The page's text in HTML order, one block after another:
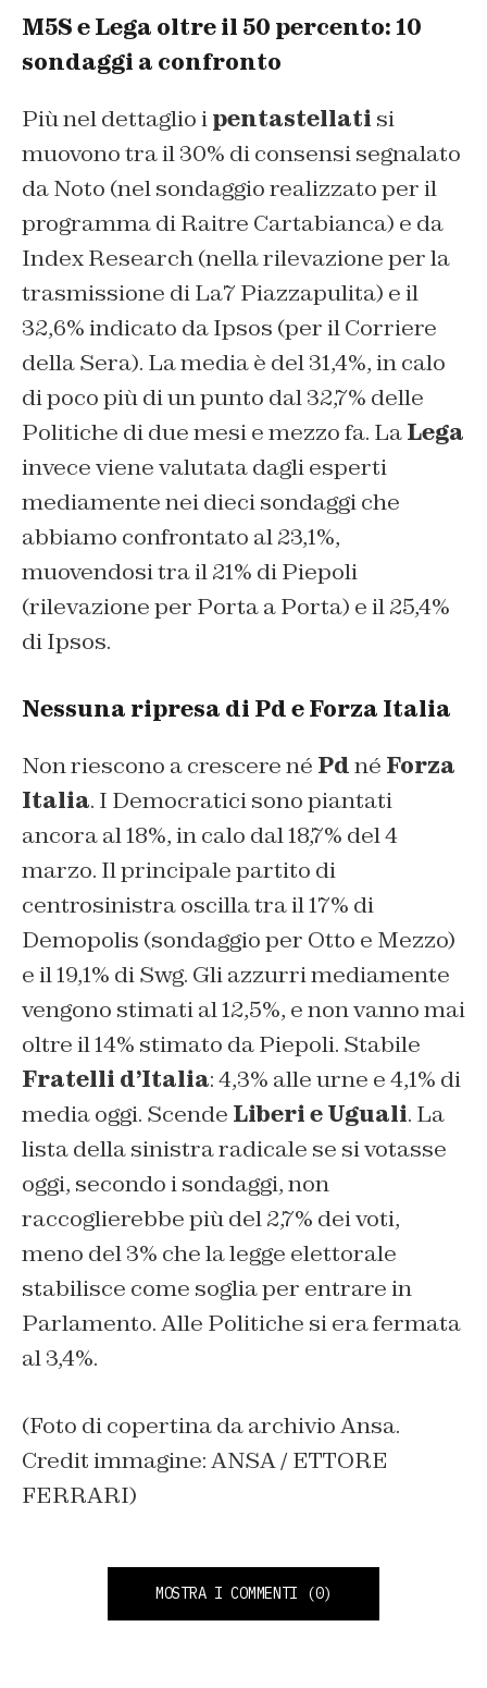
M5S e Lega oltre il 50 percento: 10
sondaggi a confronto
Più nel dettaglio ipentastellati si
muovono tra il 30% di consensi segnalato
da Noto (nel sondaggio realizzato per il
programma di Raitre Cartabianca) e da
Index Research (nella rilevazione per la
trasmissione di La7 Piazzapulita) e il
32,6% indicato da Ipsos (per il Corriere
della Sera). La media è del 31,4%, in calo
di poco più di un punto dal 32,7% delle
Politiche di due mesi e mezzo fa. LaLega
invece viene valutata dagli esperti
mediamente nei dieci sondaggi che
abbiamo confrontato al 23,1%,
muovendosi tra il 21% di Piepoli
(rilevazione per Porta a Porta) e il 25,4%
di Ipsos.
Nessuna ripresa di Pd e Forza Italia
Non riescono a crescere né Pdné Forza
Italia. I Democratici sono piantati
ancora al 18%, in calo dal 18,7% del 4
marzo. Il principale partito di
centrosinistra oscilla tra il 17% di
Demopolis (sondaggio per Otto e Mezzo)
e il 19,1% di Swg. Gli azzurri mediamente
vengono stimati al 12,5%, e non vanno mai
oltre il 14% stimato da Piepoli. Stabile
Fratelli d’Italia: 4,3% alle urne e 4,1% di
media oggi. Scende Liberi e Uguali. La
lista della sinistra radicale se si votasse
oggi, secondo i sondaggi, non
raccoglierebbe più del 2,7% dei voti,
meno del 3% che la legge elettorale
stabilisce come soglia per entrare in
Parlamento. Alle Politiche si era fermata
al 3,4%.
(Foto di copertina da archivio Ansa.
Credit immagine: ANSA / ETTORE
FERRARI)
MOSTRA I COMMENTI (0)